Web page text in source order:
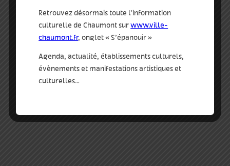
Retrouvez désormais toute l’information
culturelle de Chaumont surwww.ville-
chaumont.fr, onglet « S’épanouir »
Agenda, actualité, établissements culturels,
évènements et manifestations artistiques et
culturelles…